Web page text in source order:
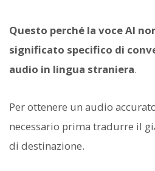
Questo perché la voce AI
significato specifico di
audio in lingua straniera.
Per ottenere un audio
necessario prima tradurre il
di destinazione.